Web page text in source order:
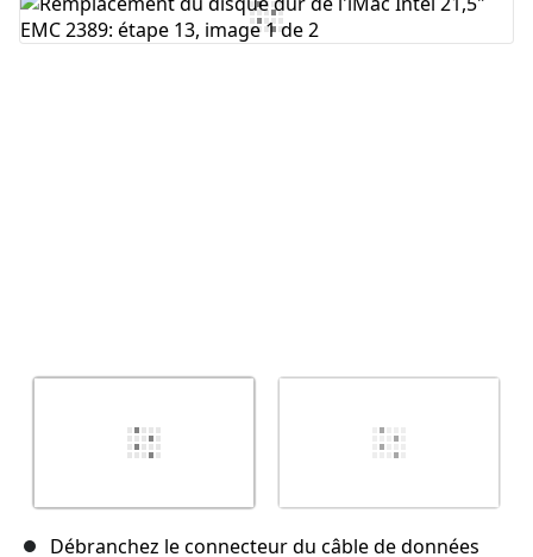
Ajouter un commentaire
Débranchez le connecteur du câble de données